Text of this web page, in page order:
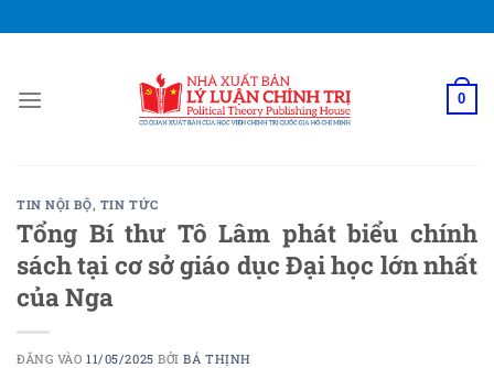
qua
dung
0
TIN NỘI BỘ, TIN TỨC
Tổng Bí thư Tô Lâm phát biểu chính
sách tại cơ sở giáo dục Đại học lớn nhất
của Nga
ĐĂNG VÀO11/05/2025 BỞIBÁ THỊNH